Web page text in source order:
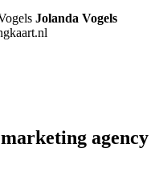
Jolanda Vogels
agency